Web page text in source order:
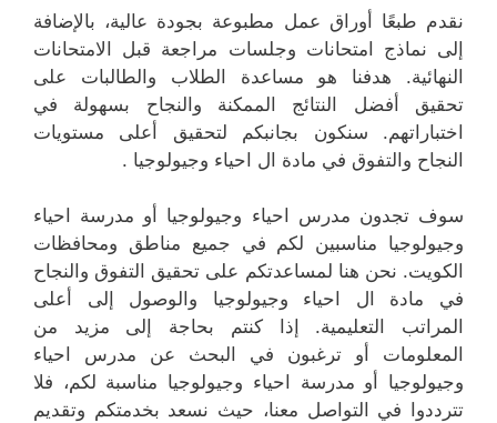
نقدم طبعًا أوراق عمل مطبوعة بجودة عالية، بالإضافة
إلى نماذج امتحانات وجلسات مراجعة قبل الامتحانات
النهائية. هدفنا هو مساعدة الطلاب والطالبات على
تحقيق أفضل النتائج الممكنة والنجاح بسهولة في
اختباراتهم. سنكون بجانبكم لتحقيق أعلى مستويات
النجاح والتفوق في مادة ال احياء وجيولوجيا .
سوف تجدون مدرس احياء وجيولوجيا أو مدرسة احياء
وجيولوجيا مناسبين لكم في جميع مناطق ومحافظات
الكويت. نحن هنا لمساعدتكم على تحقيق التفوق والنجاح
في مادة ال احياء وجيولوجيا والوصول إلى أعلى
المراتب التعليمية. إذا كنتم بحاجة إلى مزيد من
المعلومات أو ترغبون في البحث عن مدرس احياء
وجيولوجيا أو مدرسة احياء وجيولوجيا مناسبة لكم، فلا
تترددوا في التواصل معنا، حيث نسعد بخدمتكم وتقديم